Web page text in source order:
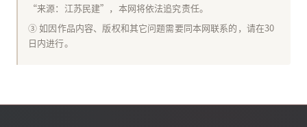
“来源：江苏民建”，本网将依法追究责任。
③ 如因作品内容、版权和其它问题需要同本网联系的，请在30
日内进行。